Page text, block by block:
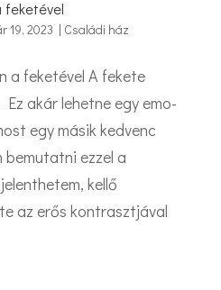
feketével
19, 2023 | Családi ház
a feketével A fekete
akár lehetne egy emo-
egy másik kedvenc
bemutatni ezzel a
kellő
az erős kontrasztjával